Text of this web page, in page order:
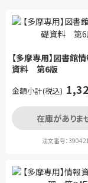
【多摩専用】図書館
資料 第6版
金額小計(税込)
在庫がありま
注文番号：